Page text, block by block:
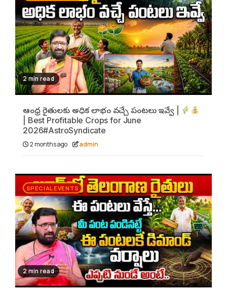
2 min read
ఆంధ్ర రైతులకు అధిక లాభం వచ్చే పంటలు ఇవ్వే |
| Best Profitable Crops for June
2026#AstroSyndicate
2 months ago admin
SPECIAL EVENTS
2 min read